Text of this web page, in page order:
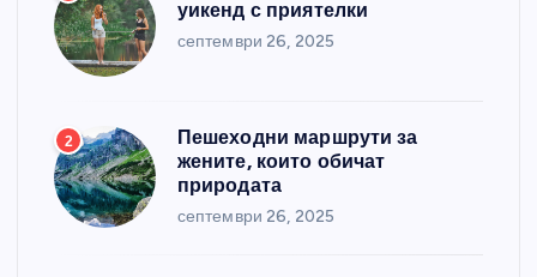
уикенд с приятелки
септември 26, 2025
2
Пешеходни маршрути за
жените, които обичат
природата
септември 26, 2025